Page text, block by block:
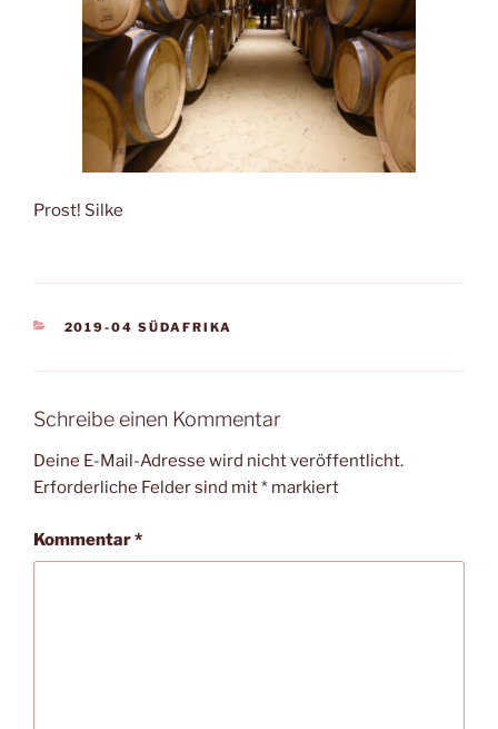
Prost! Silke
KATEGORIEN
2019-04 SÜDAFRIKA
Schreibe einen Kommentar
Deine E-Mail-Adresse wird nicht veröffentlicht.
Erforderliche Felder sind mit* markiert
Kommentar*